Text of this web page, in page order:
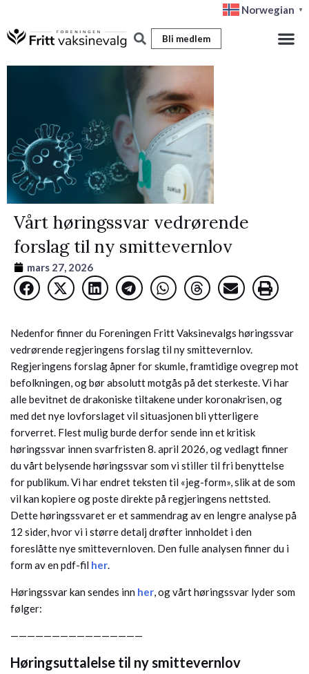
til
Norwegian ▼
Bli medlem
Vårt høringssvar vedrørende
forslag til ny smittevernlov
mars 27, 2026
Nedenfor finner du Foreningen Fritt Vaksinevalgs høringssvar
vedrørende regjeringens forslag til ny smittevernlov.
Regjeringens forslag åpner for skumle, framtidige ovegrep mot
befolkningen, og bør absolutt motgås på det sterkeste. Vi har
alle bevitnet de drakoniske tiltakene under koronakrisen, og
med det nye lovforslaget vil situasjonen bli ytterligere
forverret. Flest mulig burde derfor sende inn et kritisk
høringssvar innen svarfristen 8. april 2026, og vedlagt finner
du vårt belysende høringssvar som vi stiller til fri benyttelse
for publikum. Vi har endret teksten til «jeg-form», slik at de som
vil kan kopiere og poste direkte på regjeringens nettsted.
Dette høringssvaret er et sammendrag av en lengre analyse på
12 sider, hvor vi i større detalj drøfter innholdet i den
foreslåtte nye smittevernloven. Den fulle analysen finner du i
form av en pdf-fil her.
Høringssvar kan sendes inn her, og vårt høringssvar lyder som
følger:
————————————————
Høringsuttalelse til ny smittevernlov